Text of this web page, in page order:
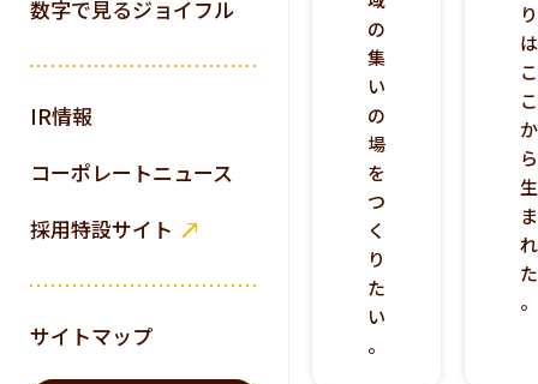
数字で見るジョイフル
IR情報
コーポレートニュース
採用特設サイト
サイトマップ
の
集
い
の
場
を
つ
く
り
た
い
。
り
は
こ
こ
か
ら
生
ま
れ
た
。